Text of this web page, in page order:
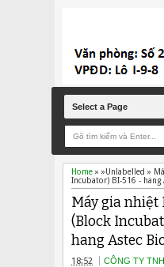
Select a Page
Home » »Unlabelled »
Incubator) BI-516 - hang
Máy gia nhiệt
(Block
hang Astec
18:52 CÔNG TY